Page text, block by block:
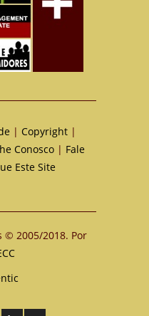
| Copyright |
Conosco| Fale
Este Site
© 2005/2018. Por